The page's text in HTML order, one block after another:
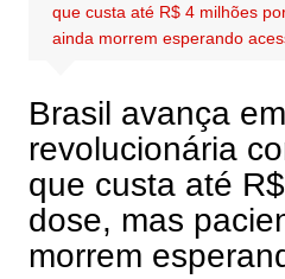
que custa até R$ 4 milhões
ainda morrem esperando
Brasil avança
revolucionária
que custa até
dose, mas
morrem